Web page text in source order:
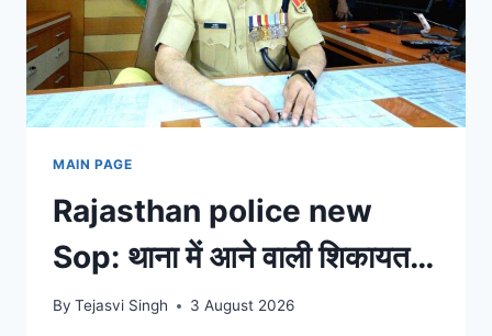
MAIN PAGE
Rajasthan police new
Sop: थाना में आने वाली शिकायत
के निस्तारण की अब नई एसओपी .
By Tejasvi Singh 3 August 2026